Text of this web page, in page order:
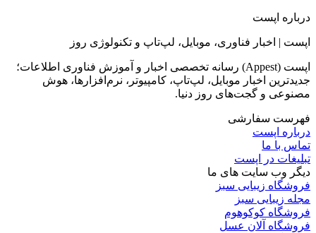
درباره اپست
اپست | اخبار فناوری، موبایل، لپ‌تاپ و تکنولوژی روز
اپست (Appest) رسانه تخصصی اخبار و آموزش فناوری اطلاعات؛
جدیدترین اخبار موبایل، لپ‌تاپ، کامپیوتر، نرم‌افزارها، هوش
مصنوعی و گجت‌های روز دنیا.
فهرست سفارشی
درباره اپست
تماس با ما
تبلیغات در اپست
دیگر وب سایت های ما
فروشگاه زیبایی سبز
مجله زیبایی سبز
فروشگاه کوکوهوم
فروشگاه آلان عسل